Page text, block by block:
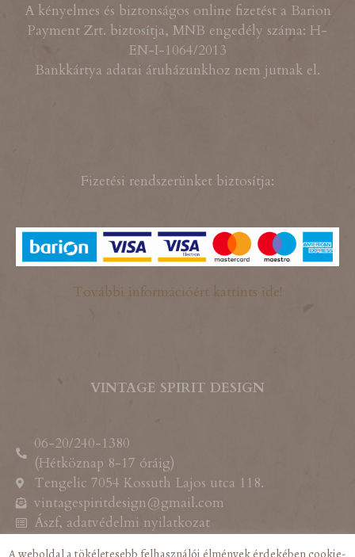
A kényelmes és biztonságos online fizetést a Barion
Payment Zrt. biztosítja, MNB engedély száma: H-
EN-I-1064/2013
Bankkártya adatai áruházunkhoz nem jutnak el.
Fizetési rendszerünket biztosítja:
További információért kattints ide!
VINTAGE SPIRIT DESIGN
06-20/240-1380
(Hétköznap 8-17 óráig)
Tengelic 7054 Kossuth Lajos utca 118.
vintagespiritdesign@gmail.com
Ászf, adatvédelmi nyilatkozat
A weboldal a tökéletesebb felhasználói élmények érdekében cookie-